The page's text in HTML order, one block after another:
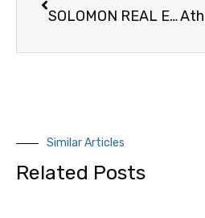
SOLOMON REAL ESTATE ACROPOLİS LOCATION HOW TO REACH US
Similar Articles
Related Posts